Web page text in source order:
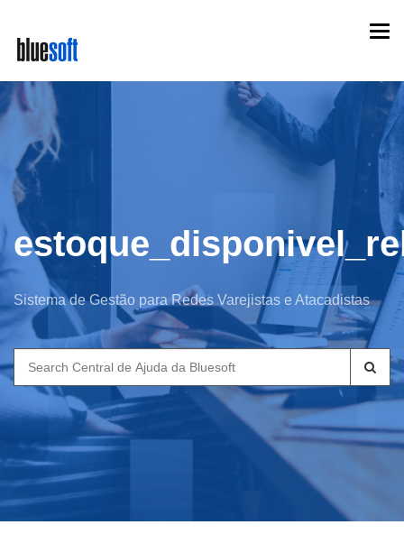
main
content
Sistema de Gestão para Redes Varejistas e Atacadistas
Search
for: